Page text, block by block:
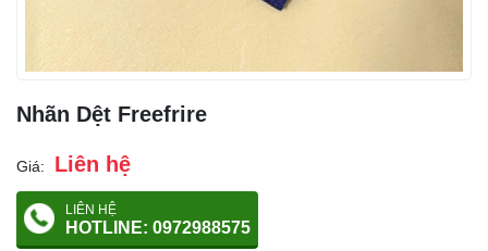
Nhãn Dệt Freefrire
Giá: Liên hệ
LIÊN HỆ
HOTLINE: 0972988575